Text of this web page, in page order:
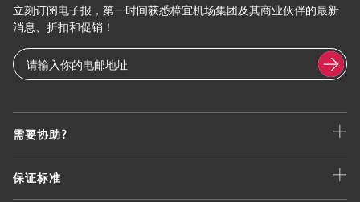
需要协助?
保证标准
立刻订阅电子报，第一时间获悉樟宜机场集团及其商业伙伴的最新
消息、折扣和促销！